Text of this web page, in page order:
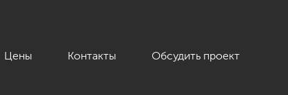
Цены Контакты Обсудить проект